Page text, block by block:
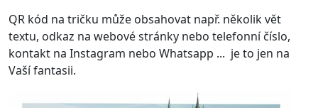
QR kód na tričku může obsahovat např. několik vět
textu, odkaz na webové stránky nebo telefonní číslo,
kontakt na Instagram nebo Whatsapp ... je to jen na
Vaší fantasii.